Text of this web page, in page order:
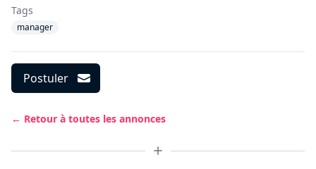
Tags
manager
Postuler
← Retour à toutes les annonces